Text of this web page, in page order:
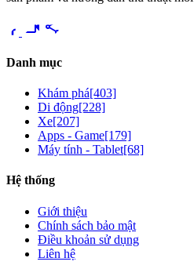
videocam share
Danh mục
Khám phá[403]
Di động[228]
Xe[207]
Apps - Game[179]
Máy tính - Tablet[68]
Hệ thống
Giới thiệu
Chính sách bảo mật
Điều khoản sử dụng
Liên hệ